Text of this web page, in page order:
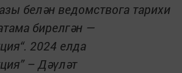
белән ведомствога тарихи
бирелгән —
2024 елда
– Дәүләт